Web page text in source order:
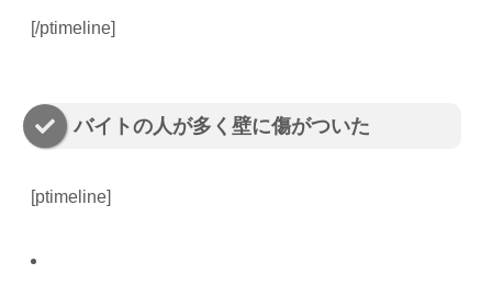
[/ptimeline]
バイトの人が多く壁に傷がついた
[ptimeline]